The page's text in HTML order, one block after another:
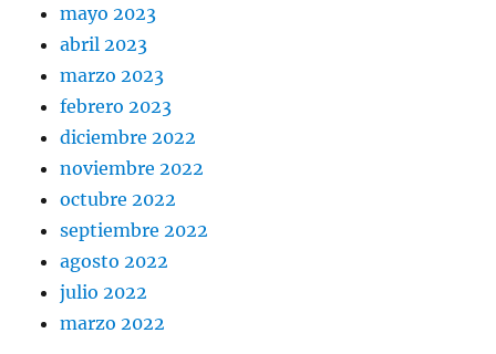
mayo 2023
abril 2023
marzo 2023
febrero 2023
diciembre 2022
noviembre 2022
octubre 2022
septiembre 2022
agosto 2022
julio 2022
marzo 2022